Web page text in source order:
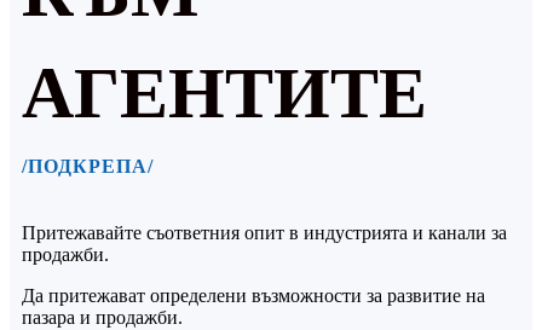
АГЕНТИТЕ
/ПОДКРЕПА/
Притежавайте съответния опит в индустрията и канали за
продажби.
Да притежават определени възможности за развитие на
пазара и продажби.